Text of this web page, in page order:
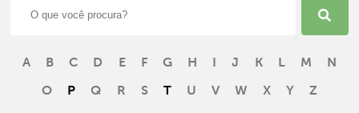
A B C D E F G H I J K L M
N
O
P Q R S T U V W X Y Z